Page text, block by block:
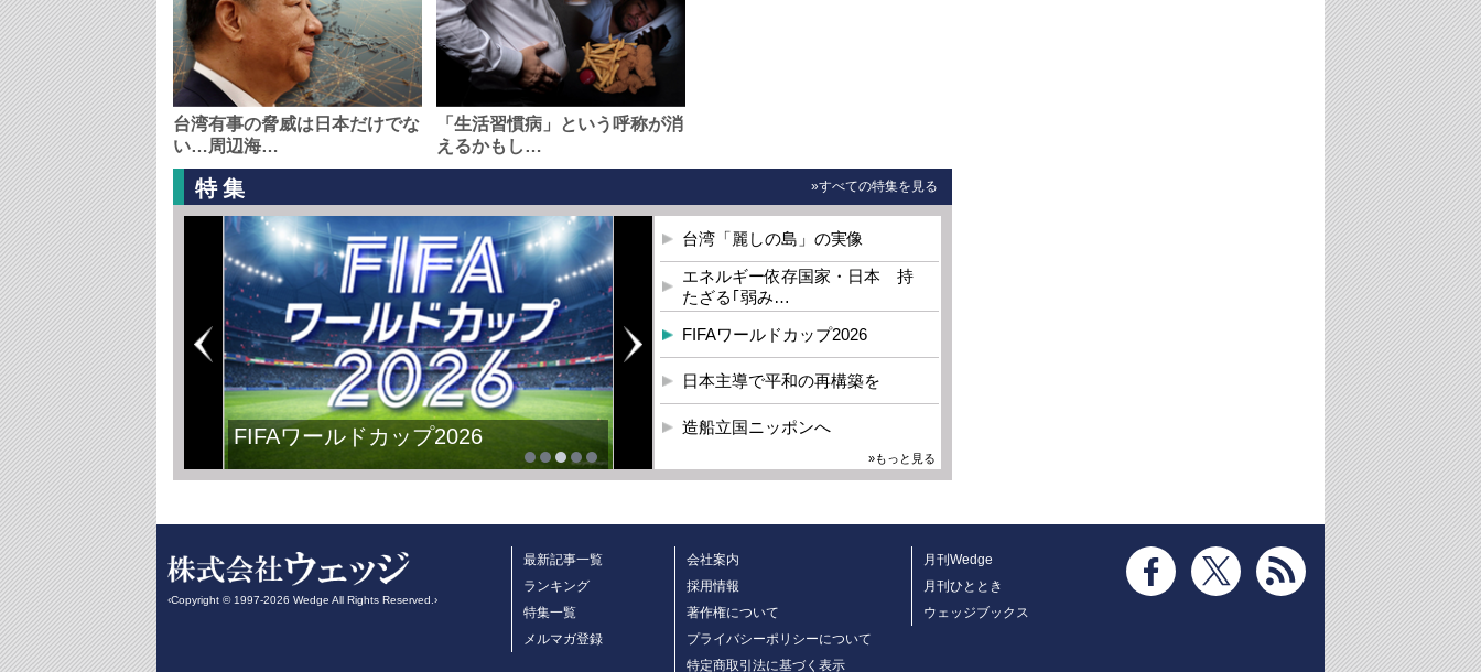
台湾有事の脅威は日本だけでな
い…周辺海…
「生活習慣病」という呼称が消
えるかもし…
特集 »すべての特集を見る
日本主導で平和の再構築を
台湾「麗しの島」の実像
エネルギー依存国家・日本 持
たざる｢弱み…
FIFAワールドカップ2026
日本主導で平和の再構築を
造船立国ニッポンへ
»もっと見る
‹Copyright © 1997-2026 Wedge All Rights Reserved.›
最新記事一覧
ランキング
特集一覧
メルマガ登録
会社案内
採用情報
著作権について
プライバシーポリシーについて
特定商取引法に基づく表示
月刊Wedge
月刊ひととき
ウェッジブックス